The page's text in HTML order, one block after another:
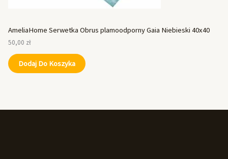
AmeliaHome Serwetka Obrus plamoodporny Gaia Niebieski 40x40
50,00 zł
Dodaj Do Koszyka